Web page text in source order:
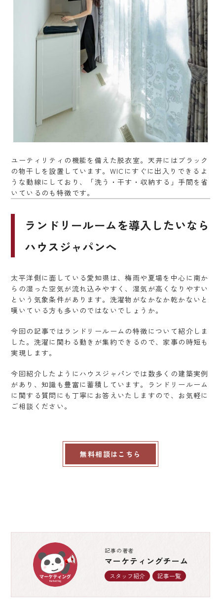
ユーティリティの機能を備えた脱衣室。天井にはブラック
の物干しを設置しています。WICにすぐに出入りできるよ
うな動線にしており、「洗う・干す・収納する」手間を省
いているのも特徴です。
ランドリールームを導入したいなら
ハウスジャパンへ
太平洋側に面している愛知県は、梅雨や夏場を中心に南か
らの湿った空気が流れ込みやすく、湿気が高くなりやすい
という気象条件があります。洗濯物がなかなか乾かないと
嘆いている方も多いのではないでしょうか。
今回の記事ではランドリールームの特徴について紹介しま
した。洗濯に関わる動きが集約できるので、家事の時短も
実現します。
今回紹介したようにハウスジャパンでは数多くの建築実例
があり、知識も豊富に蓄積しています。ランドリールーム
に関する質問にも丁寧にお答えいたしますので、お気軽に
ご相談ください。
無料相談はこちら
記事の著者
マーケティングチーム
スタッフ紹介 記事一覧